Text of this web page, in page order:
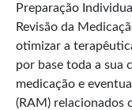
Preparação
Revisão da
otimizar a
por base toda a sua
medicação e
(RAM) relacionados